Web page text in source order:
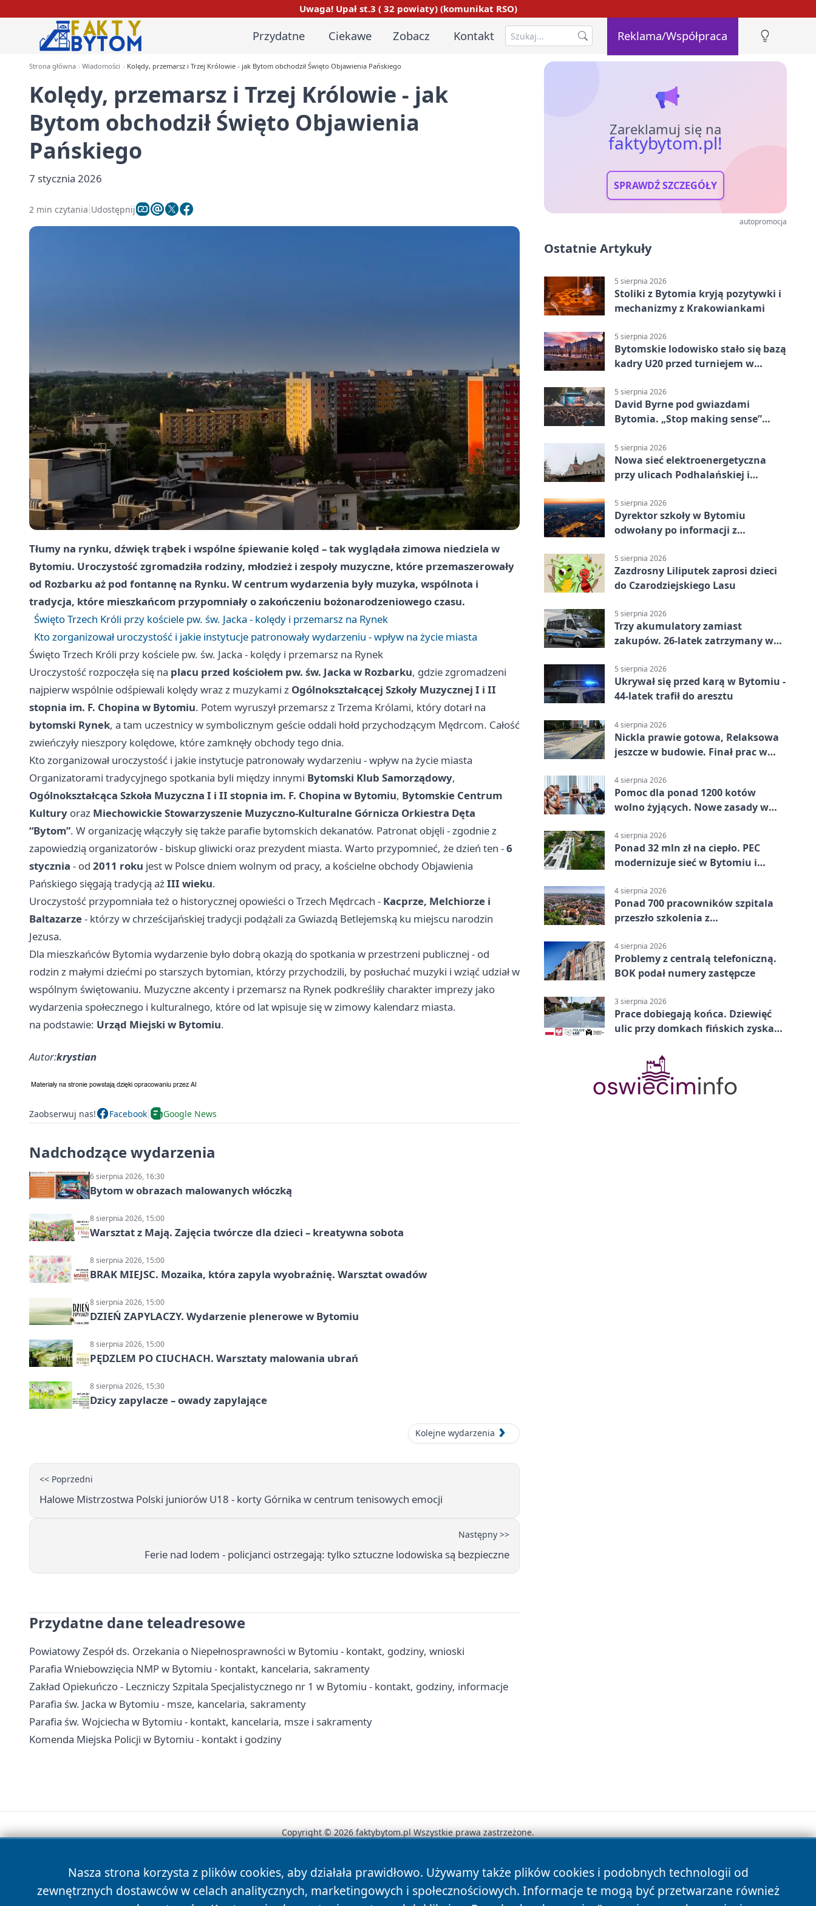
Uwaga! Upał st.3 ( 32 powiaty) (komunikat RSO)
Przydatne Ciekawe Zobacz Kontakt Reklama/Współpraca
Strona główna Wiadomości Kolędy, przemarsz i Trzej Królowie - jak Bytom obchodził Święto Objawienia Pańskiego
Kolędy, przemarsz i Trzej Królowie - jak
Bytom obchodził Święto Objawienia
Pańskiego
7 stycznia 2026
2 min czytania Udostępnij
Tłumy na rynku, dźwięk trąbek i wspólne śpiewanie kolęd – tak wyglądała zimowa niedziela w
Bytomiu. Uroczystość zgromadziła rodziny, młodzież i zespoły muzyczne, które przemaszerowały
od Rozbarku aż pod fontannę na Rynku. W centrum wydarzenia były muzyka, wspólnota i
tradycja, które mieszkańcom przypomniały o zakończeniu bożonarodzeniowego czasu.
Święto Trzech Króli przy kościele pw. św. Jacka - kolędy i przemarsz na Rynek
Kto zorganizował uroczystość i jakie instytucje patronowały wydarzeniu - wpływ na życie miasta
Święto Trzech Króli przy kościele pw. św. Jacka - kolędy i przemarsz na Rynek
Uroczystość rozpoczęła się na placu przed kościołem pw. św. Jacka w Rozbarku, gdzie zgromadzeni
najpierw wspólnie odśpiewali kolędy wraz z muzykami z Ogólnokształcącej Szkoły Muzycznej I i II
stopnia im. F. Chopina w Bytomiu. Potem wyruszył przemarsz z Trzema Królami, który dotarł na
bytomski Rynek, a tam uczestnicy w symbolicznym geście oddali hołd przychodzącym Mędrcom. Całość
zwieńczyły nieszpory kolędowe, które zamknęły obchody tego dnia.
Kto zorganizował uroczystość i jakie instytucje patronowały wydarzeniu - wpływ na życie miasta
Organizatorami tradycyjnego spotkania byli między innymi Bytomski Klub Samorządowy,
Ogólnokształcąca Szkoła Muzyczna I i II stopnia im. F. Chopina w Bytomiu, Bytomskie Centrum
Kultury oraz Miechowickie Stowarzyszenie Muzyczno-Kulturalne Górnicza Orkiestra Dęta
“Bytom”. W organizację włączyły się także parafie bytomskich dekanatów. Patronat objęli - zgodnie z
zapowiedzią organizatorów - biskup gliwicki oraz prezydent miasta. Warto przypomnieć, że dzień ten -6
stycznia - od 2011 roku jest w Polsce dniem wolnym od pracy, a kościelne obchody Objawienia
Pańskiego sięgają tradycją ażIII wieku.
Uroczystość przypomniała też o historycznej opowieści o Trzech Mędrcach - Kacprze, Melchiorze i
Baltazarze- którzy w chrześcijańskiej tradycji podążali za Gwiazdą Betlejemską ku miejscu narodzin
Jezusa.
Dla mieszkańców Bytomia wydarzenie było dobrą okazją do spotkania w przestrzeni publicznej - od
rodzin z małymi dziećmi po starszych bytomian, którzy przychodzili, by posłuchać muzyki i wziąć udział w
wspólnym świętowaniu. Muzyczne akcenty i przemarsz na Rynek podkreśliły charakter imprezy jako
wydarzenia społecznego i kulturalnego, które od lat wpisuje się w zimowy kalendarz miasta.
na podstawie: Urząd Miejski w Bytomiu.
Autor:krystian
Zaobserwuj nas! Facebook Google News
Nadchodzące wydarzenia
6 sierpnia 2026, 16:30
Bytom w obrazach malowanych włóczką
8 sierpnia 2026, 15:00
Warsztat z Mają. Zajęcia twórcze dla dzieci – kreatywna sobota
8 sierpnia 2026, 15:00
BRAK MIEJSC. Mozaika, która zapyla wyobraźnię. Warsztat owadów
8 sierpnia 2026, 15:00
DZIEŃ ZAPYLACZY. Wydarzenie plenerowe w Bytomiu
8 sierpnia 2026, 15:00
PĘDZLEM PO CIUCHACH. Warsztaty malowania ubrań
8 sierpnia 2026, 15:30
Dzicy zapylacze – owady zapylające
Kolejne wydarzenia
<< Poprzedni
Halowe Mistrzostwa Polski juniorów U18 - korty Górnika w centrum tenisowych emocji
Następny >>
Ferie nad lodem - policjanci ostrzegają: tylko sztuczne lodowiska są bezpieczne
Przydatne dane teleadresowe
Powiatowy Zespół ds. Orzekania o Niepełnosprawności w Bytomiu - kontakt, godziny, wnioski
Parafia Wniebowzięcia NMP w Bytomiu - kontakt, kancelaria, sakramenty
Zakład Opiekuńczo - Leczniczy Szpitala Specjalistycznego nr 1 w Bytomiu - kontakt, godziny, informacje
Parafia św. Jacka w Bytomiu - msze, kancelaria, sakramenty
Parafia św. Wojciecha w Bytomiu - kontakt, kancelaria, msze i sakramenty
Komenda Miejska Policji w Bytomiu - kontakt i godziny
Zareklamuj się na
faktybytom.pl!
SPRAWDŹ SZCZEGÓŁY
autopromocja
Ostatnie Artykuły
5 sierpnia 2026
Stoliki z Bytomia kryją pozytywki i
mechanizmy z Krakowiankami
5 sierpnia 2026
Bytomskie lodowisko stało się bazą
kadry U20 przed turniejem w
5 sierpnia 2026
David Byrne pod gwiazdami
Bytomia. „Stop making sense”
5 sierpnia 2026
Nowa sieć elektroenergetyczna
przy ulicach Podhalańskiej i
5 sierpnia 2026
Dyrektor szkoły w Bytomiu
odwołany po informacji z
5 sierpnia 2026
Zazdrosny Liliputek zaprosi dzieci
do Czarodziejskiego Lasu
5 sierpnia 2026
Trzy akumulatory zamiast
zakupów. 26-latek zatrzymany w
5 sierpnia 2026
Ukrywał się przed karą w Bytomiu -
44-latek trafił do aresztu
4 sierpnia 2026
Nickla prawie gotowa, Relaksowa
jeszcze w budowie. Finał prac w
4 sierpnia 2026
Pomoc dla ponad 1200 kotów
wolno żyjących. Nowe zasady w
4 sierpnia 2026
Ponad 32 mln zł na ciepło. PEC
modernizuje sieć w Bytomiu i
4 sierpnia 2026
Ponad 700 pracowników szpitala
przeszło szkolenia z
4 sierpnia 2026
Problemy z centralą telefoniczną.
BOK podał numery zastępcze
3 sierpnia 2026
Prace dobiegają końca. Dziewięć
ulic przy domkach fińskich zyska
Nasza strona korzysta z plików cookies, aby działała prawidłowo. Używamy także plików cookies i podobnych technologii od
zewnętrznych dostawców w celach analitycznych, marketingowych i społecznościowych. Informacje te mogą być przetwarzane również
Copyright © 2026 faktybytom.pl Wszystkie prawa zastrzeżone.
News Autorzy Polityka Prywatności Polityka Cookies